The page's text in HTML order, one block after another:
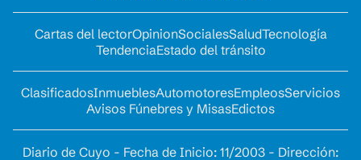
Cartas del lectorOpinionSocialesSaludTecnología
TendenciaEstado del tránsito
ClasificadosInmueblesAutomotoresEmpleosServicios
Avisos Fúnebres y MisasEdictos
Diario de Cuyo - Fecha de Inicio: 11/2003 - Dirección: